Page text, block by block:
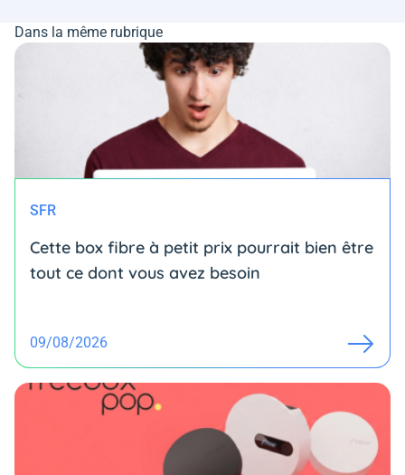
Dans la même rubrique
SFR
Cette box fibre à petit prix pourrait bien être
tout ce dont vous avez besoin
09/08/2026